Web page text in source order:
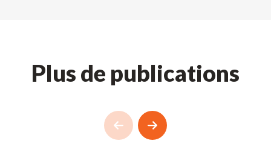
Plus de publications